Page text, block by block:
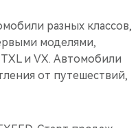
разных классов,
моделями,
и VX. Автомобили
от путешествий,